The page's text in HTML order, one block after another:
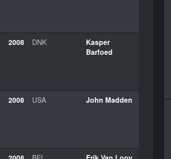
2008 DNK
Kasper
Barfoed
2008 USA John Madden